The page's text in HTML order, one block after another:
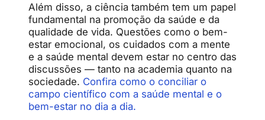
Além disso, a ciência também tem um papel
fundamental na promoção da saúde e da
qualidade de vida. Questões como o bem-
estar emocional, os cuidados com a mente
e a saúde mental devem estar no centro das
discussões — tanto na academia quanto na
sociedade. Confira como o conciliar o
campo científico com a saúde mental e o
bem-estar no dia a dia.